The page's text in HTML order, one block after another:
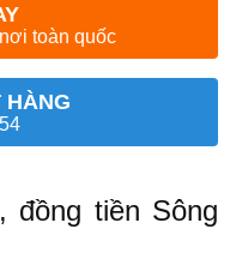
toàn quốc
đồng tiền Sông